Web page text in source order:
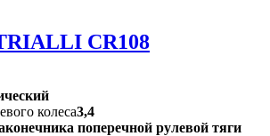
CR108
колеса3,4
поперечной рулевой тяги